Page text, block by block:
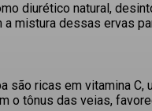
diurético natural,
a mistura dessas ervas
são ricas em vitamina
o tônus das veias,